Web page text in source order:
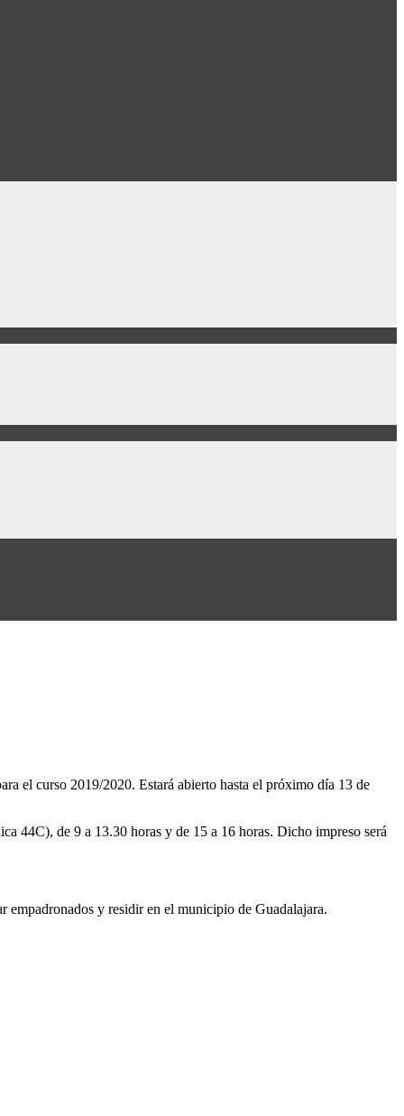
el curso 2019/2020. Estará abierto hasta el próximo día 13 de
44C), de 9 a 13.30 horas y de 15 a 16 horas. Dicho impreso será
empadronados y residir en el municipio de Guadalajara.